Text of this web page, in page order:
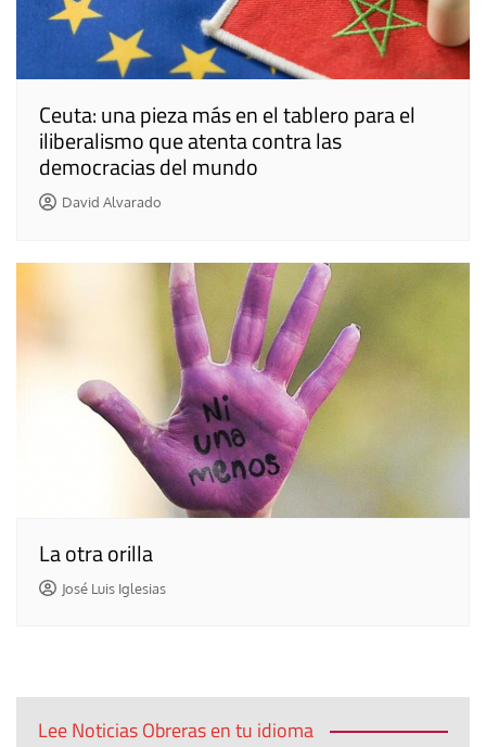
Ceuta: una pieza más en el tablero para el
iliberalismo que atenta contra las
democracias del mundo
David Alvarado
La otra orilla
José Luis Iglesias
Lee Noticias Obreras en tu idioma